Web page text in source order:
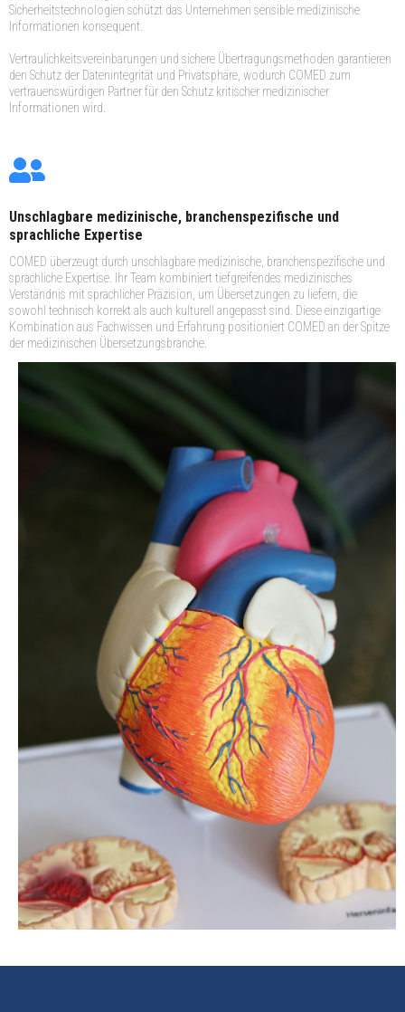
Sicherheitstechnologien schützt das Unternehmen sensible medizinische
Informationen konsequent.
Vertraulichkeitsvereinbarungen und sichere Übertragungsmethoden garantieren
den Schutz der Datenintegrität und Privatsphäre, wodurch COMED zum
vertrauenswürdigen Partner für den Schutz kritischer medizinischer
Informationen wird.
Unschlagbare medizinische, branchenspezifische und
sprachliche Expertise
COMED überzeugt durch unschlagbare medizinische, branchenspezifische und
sprachliche Expertise. Ihr Team kombiniert tiefgreifendes medizinisches
Verständnis mit sprachlicher Präzision, um Übersetzungen zu liefern, die
sowohl technisch korrekt als auch kulturell angepasst sind. Diese einzigartige
Kombination aus Fachwissen und Erfahrung positioniert COMED an der Spitze
der medizinischen Übersetzungsbranche.